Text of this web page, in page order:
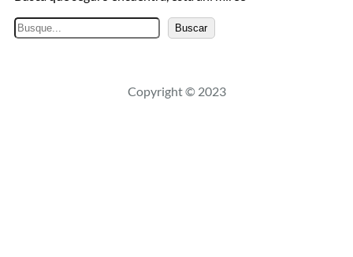
B
u
a
Buscar
Copyright © 2023